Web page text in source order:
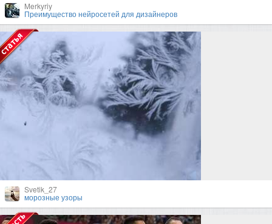
Merkyriy
Преимущество нейросетей для дизайнеров
Svetik_27
морозные узоры